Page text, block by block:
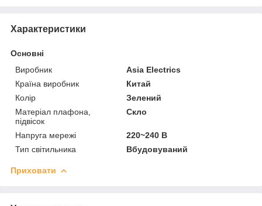
Характеристики
Основні
Виробник
Asia Electrics
Країна виробник
Китай
Колір
Зелений
Матеріал плафона,
підвісок
Скло
Напруга мережі
220~240 В
Тип світильника
Вбудовуваний
Приховати